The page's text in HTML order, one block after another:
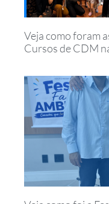
Veja como foram
Cursos de CDM